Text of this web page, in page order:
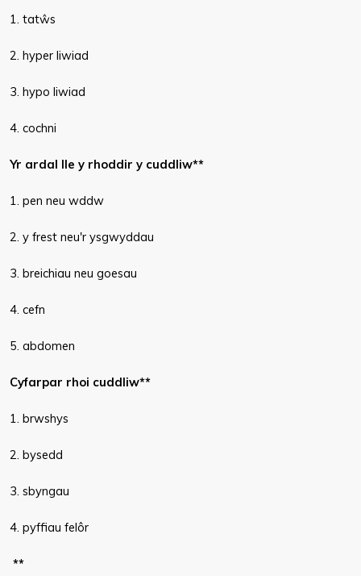
1. tatŵs
2. hyper liwiad
3. hypo liwiad
4. cochni
Yr ardal lle y rhoddir y cuddliw**
1. pen neu wddw
2. y frest neu'r ysgwyddau
3. breichiau neu goesau
4. cefn
5. abdomen
Cyfarpar rhoi cuddliw**
1. brwshys
2. bysedd
3. sbyngau
4. pyffiau felôr
**